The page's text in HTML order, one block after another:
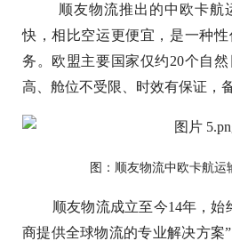
顺友物流推出的中欧卡航
快，相比空运更便宜，是一种
务。欧盟主要国家仅约20个自
高、舱位不受限、时效有保证，
图：顺友物流中欧卡航运
顺友物流成立至今14年，始
商提供全球物流的专业解决方案